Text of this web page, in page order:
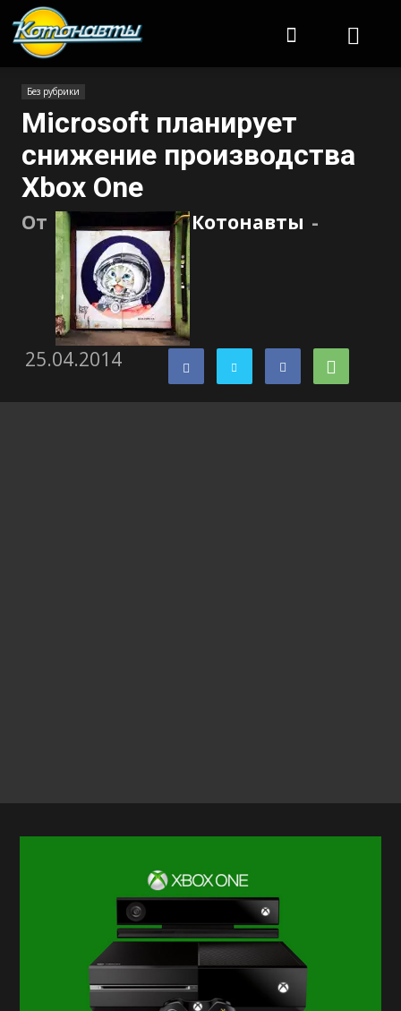
Без рубрики
Microsoft планирует
снижение производства
Xbox One
От Котонавты -
25.04.2014